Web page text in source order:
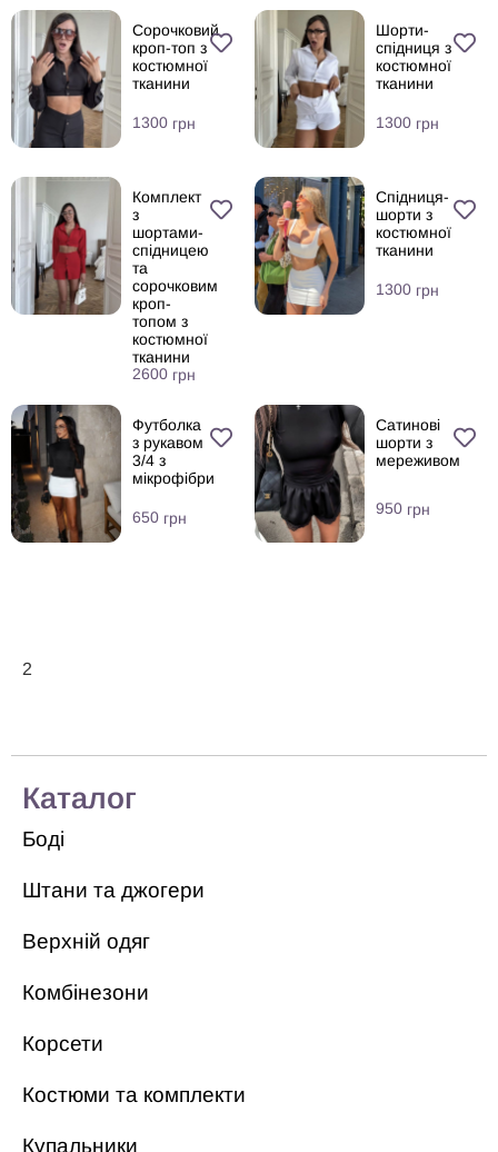
Сорочковий
кроп-топ з
костюмної
тканини
1300 грн
Шорти-
спідниця з
костюмної
тканини
1300 грн
Комплект
з
шортами-
спідницею
та
сорочковим
кроп-
топом з
костюмної
тканини
2600 грн
Спідниця-
шорти з
костюмної
тканини
1300 грн
Футболка
з рукавом
3/4 з
мікрофібри
650 грн
Сатинові
шорти з
мереживом
950 грн
2
Каталог
Боді
Штани та джогери
Верхній одяг
Комбінезони
Корсети
Костюми та комплекти
Купальники